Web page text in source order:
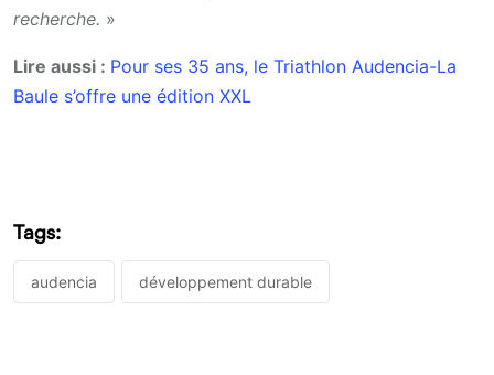
recherche. »
Lire aussi : Pour ses 35 ans, le Triathlon Audencia-La
Baule s’offre une édition XXL
Tags:
audencia développement durable